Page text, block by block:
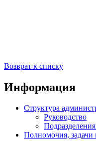
Возврат к списку
Информация
Структура
Руководство
Полномочия,